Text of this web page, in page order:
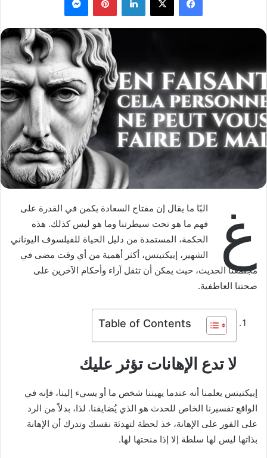
o
ا
ك
غ
البًا ما يقال إن مفتاح السعادة يكمن في القدرة على
فهم ما هو تحت سيطرتنا وما هو ليس كذلك. هذه
الحكمة، المستمدة من دليل الحياة للفيلسوف اليوناني
الشهير، إبيكتيتس، أكثر أهمية من أي وقت مضى في
مجتمعنا الحديث، حيث يمكن أن تثقل آراء وأحكام الآخرين على
صحتنا العاطفية.
Table of Contents
لا تدع الإهانات تؤثر عليك
إبيكتيتس يعلمنا أنه عندما يهيننا شخص ما أو يسيء إلينا، فإنه في
الواقع تفسيرنا الخاص للحدث هو الذي يُضايقنا. لذا، بدلاً من الرد
على الفور على الإهانة، خذ لحظة لتهدئة نفسك وتدرك أن الإهانة
بذاتها ليس لها سلطة إلا إذا منحتها لها.